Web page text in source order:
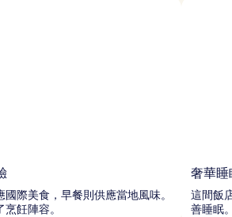
際美食，早餐則供應當地風味。
飪陣容。
奢華睡
這間飯
善睡眠